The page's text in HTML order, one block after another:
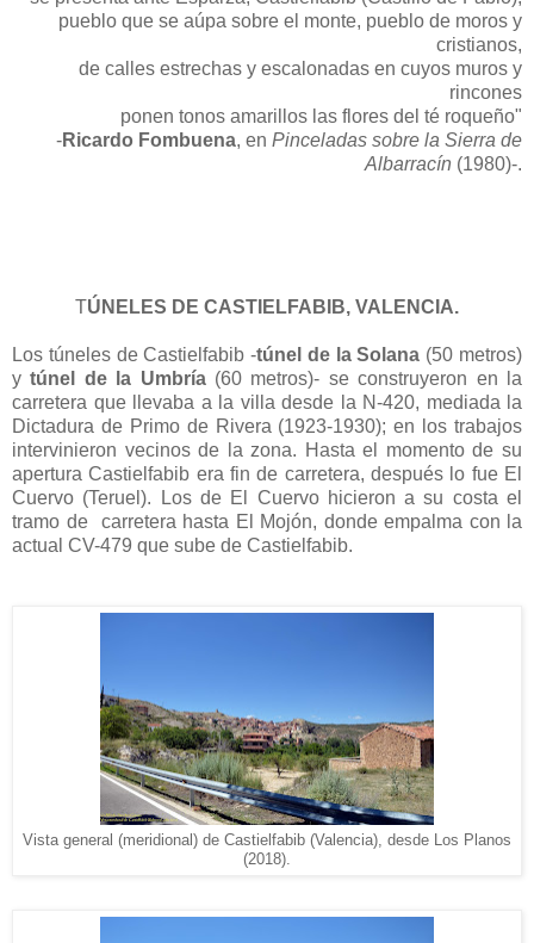
pueblo que se aúpa sobre el monte, pueblo de moros y
cristianos,
de calles estrechas y escalonadas en cuyos muros y
rincones
ponen tonos amarillos las flores del té roqueño"
-Ricardo Fombuena, en Pinceladas sobre la Sierra de
Albarracín (1980)-.
TÚNELES DE CASTIELFABIB, VALENCIA.
Los túneles de Castielfabib -túnel de la Solana (50 metros)
ytúnel de la Umbría (60 metros)- se construyeron en la
carretera que llevaba a la villa desde la N-420, mediada la
Dictadura de Primo de Rivera (1923-1930); en los trabajos
intervinieron vecinos de la zona. Hasta el momento de su
apertura Castielfabib era fin de carretera, después lo fue El
Cuervo (Teruel). Los de El Cuervo hicieron a su costa el
tramo de carretera hasta El Mojón, donde empalma con la
actual CV-479 que sube de Castielfabib.
Vista general (meridional) de Castielfabib (Valencia), desde Los Planos
(2018).